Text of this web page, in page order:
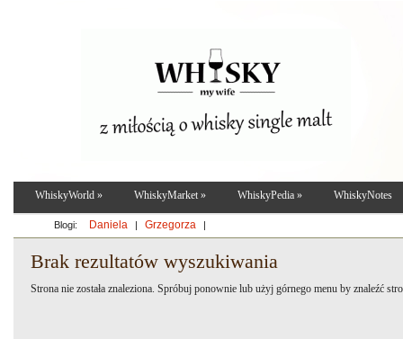
Blogi: Daniela | Grzegorza |
WhiskyWorld » WhiskyMarket » WhiskyPedia » WhiskyNotes
Brak rezultatów wyszukiwania
Strona nie została znaleziona. Spróbuj ponownie lub użyj górnego menu by znaleźć